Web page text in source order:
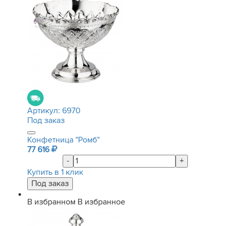
Артикул: 6970
Под заказ
Конфетница "Ромб"
77 616
-
+
Купить в 1 клик
В избранном В избранное